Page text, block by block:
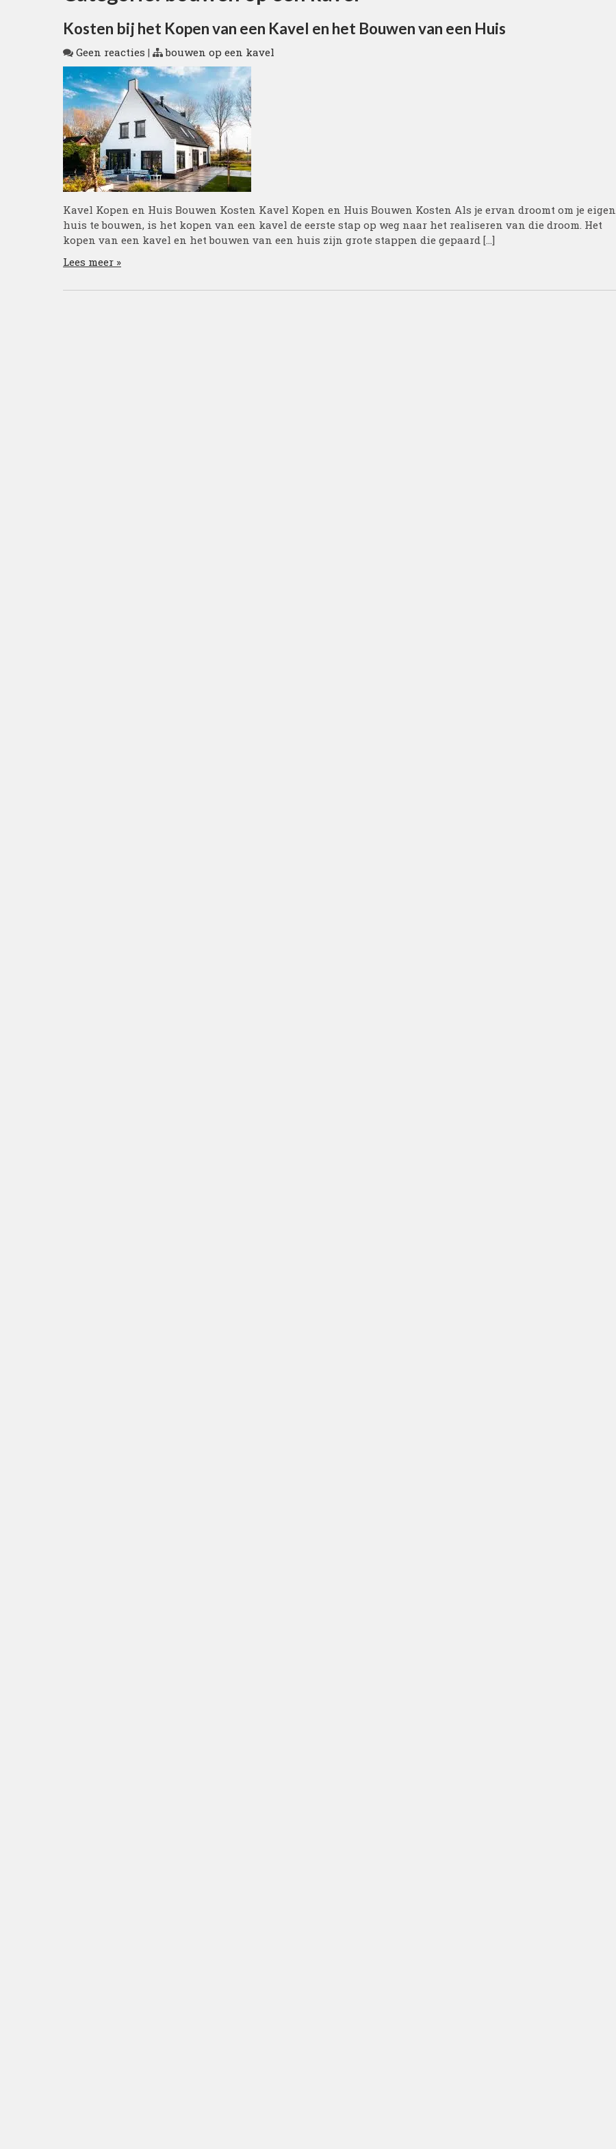
Kosten bij het Kopen van een Kavel en het Bouwen van een Huis
Geen reacties | bouwen op een kavel
Kavel Kopen en Huis Bouwen Kosten Kavel Kopen en Huis Bouwen Kosten Als je ervan droomt om je eigen
huis te bouwen, is het kopen van een kavel de eerste stap op weg naar het realiseren van die droom. Het
kopen van een kavel en het bouwen van een huis zijn grote stappen die gepaard […]
Lees meer »